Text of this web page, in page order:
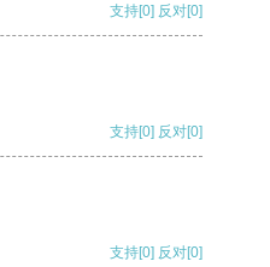
支持[0] 反对[0]
支持[0] 反对[0]
支持[0] 反对[0]